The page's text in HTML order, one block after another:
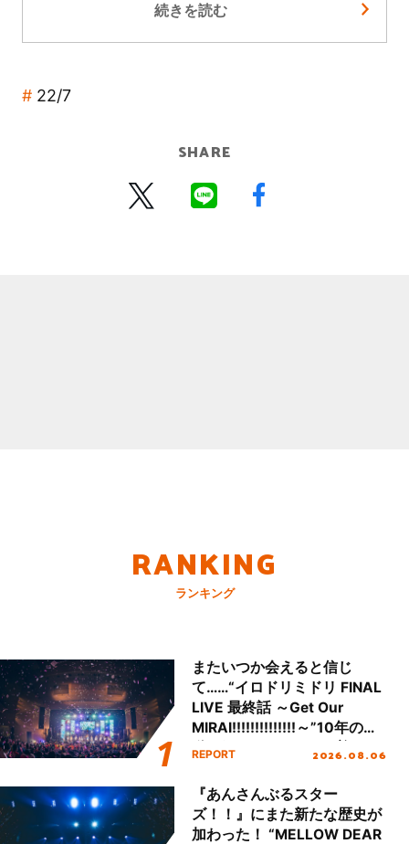
続きを読む
22/7
SHARE
RANKING
ランキング
またいつか会えると信じ
て……“イロドリミドリ FINAL
LIVE 最終話 ～Get Our
MIRAI!!!!!!!!!!!!!!～”10年の活
動を経てファイナルを迎える
REPORT 2026.08.06
『あんさんぶるスター
ズ！！』にまた新たな歴史が
加わった！ “MELLOW DEAR